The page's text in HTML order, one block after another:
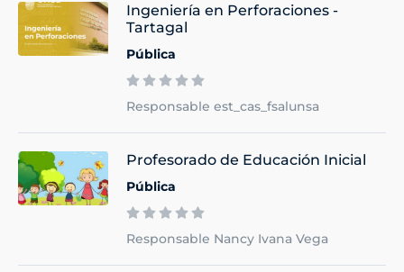
Ingeniería en Perforaciones -
Tartagal
Pública
Responsable est_cas_fsalunsa
Profesorado de Educación Inicial
Pública
Responsable Nancy Ivana Vega